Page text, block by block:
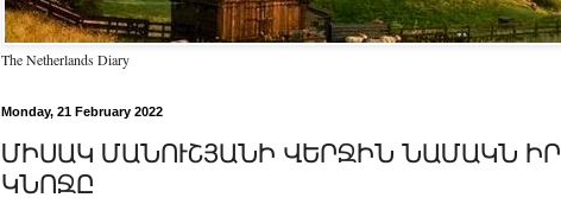
The Netherlands Diary
Monday, 21 February 2022
ՄԻՍԱԿ ՄԱՆՈՒՇՅԱՆԻ ՎԵՐՋԻՆ ՆԱՄԱԿՆ ԻՐ
ԿՆՈՋԸ